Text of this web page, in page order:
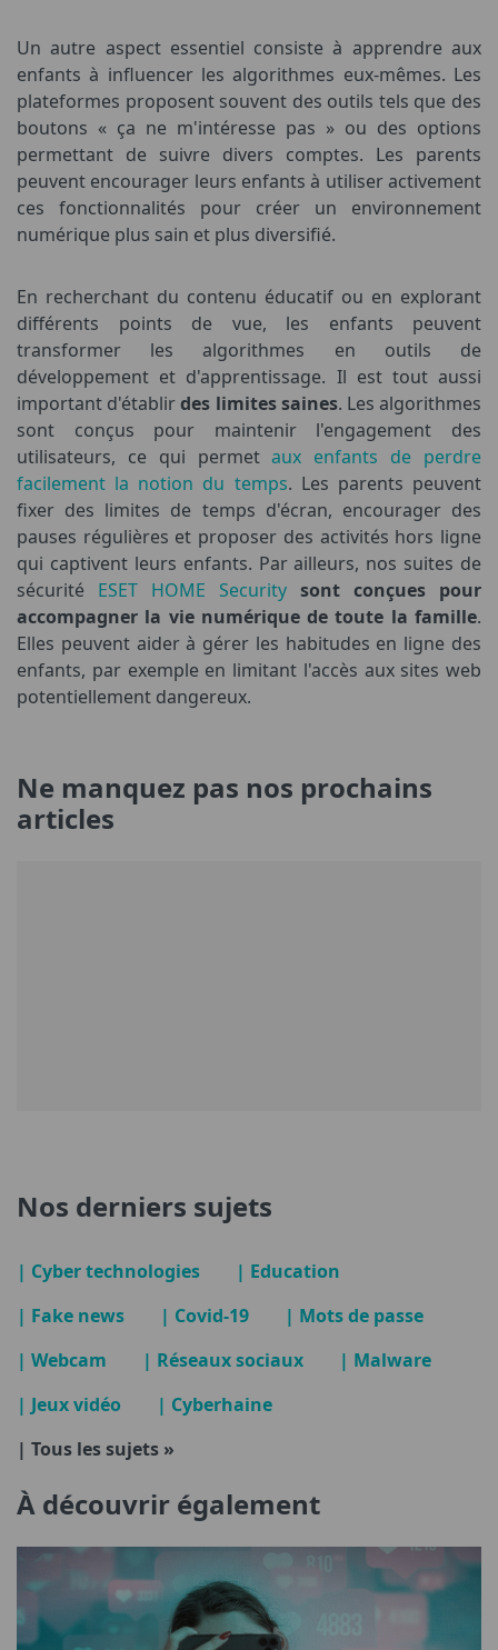
Un autre aspect essentiel consiste à apprendre aux
enfants à influencer les algorithmes eux-mêmes. Les
plateformes proposent souvent des outils tels que des
boutons « ça ne m'intéresse pas » ou des options
permettant de suivre divers comptes. Les parents
peuvent encourager leurs enfants à utiliser activement
ces fonctionnalités pour créer un environnement
numérique plus sain et plus diversifié.
En recherchant du contenu éducatif ou en explorant
différents points de vue, les enfants peuvent
transformer les algorithmes en outils de
développement et d'apprentissage. Il est tout aussi
important d'établirdes limites saines. Les algorithmes
sont conçus pour maintenir l'engagement des
utilisateurs, ce qui permetaux enfants de perdre
facilement la notion du temps. Les parents peuvent
fixer des limites de temps d'écran, encourager des
pauses régulières et proposer des activités hors ligne
qui captivent leurs enfants. Par ailleurs, nos suites de
sécurité ESET HOME Security sont conçues pour
accompagner la vie numérique de toute la famille.
Elles peuvent aider à gérer les habitudes en ligne des
enfants, par exemple en limitant l'accès aux sites web
potentiellement dangereux.
Ne manquez pas nos prochains
articles
Nos derniers sujets
| Cyber technologies
| Education
| Fake news
| Covid-19
| Mots de passe
| Webcam
| Réseaux sociaux
| Malware
| Jeux vidéo
| Cyberhaine
| Tous les sujets »
À découvrir également